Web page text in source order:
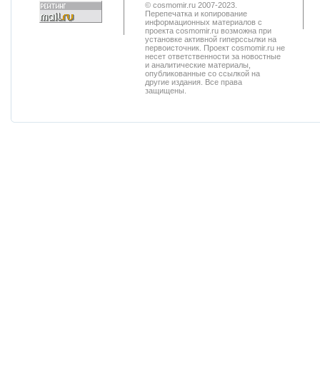
© cosmomir.ru 2007-2023.
Перепечатка и копирование
информационных материалов с
проекта cosmomir.ru возможна при
установке активной гиперссылки на
первоисточник. Проект cosmomir.ru не
несет ответственности за новостные
и аналитические материалы,
опубликованные со ссылкой на
другие издания. Все права
защищены.